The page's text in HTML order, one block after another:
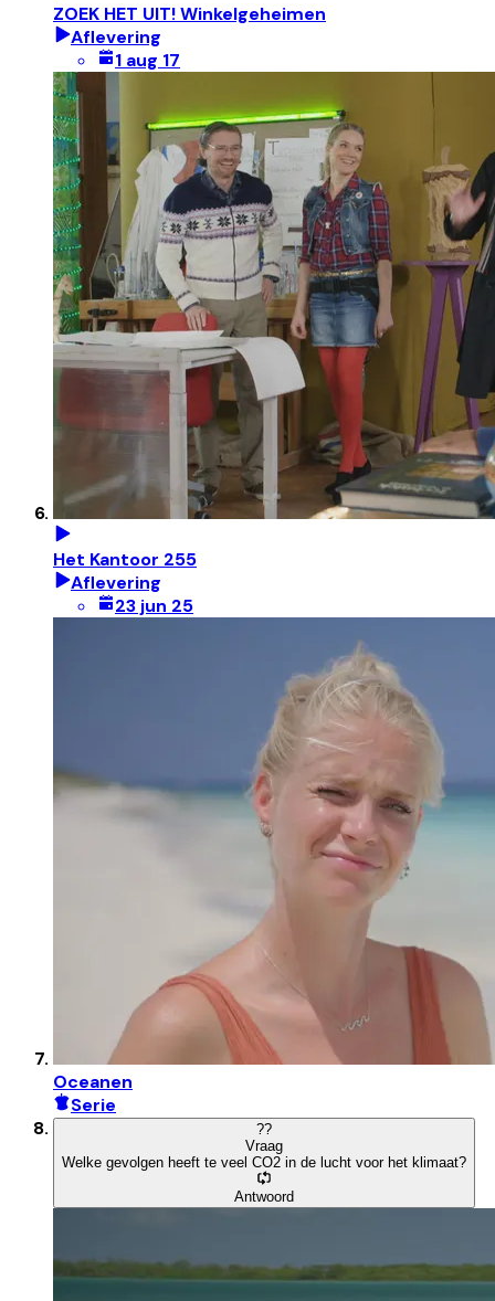
ZOEK HET UIT! Winkelgeheimen
Aflevering
1 aug 17
Het Kantoor 255
Aflevering
23 jun 25
Oceanen
Serie
??
Vraag
Welke gevolgen heeft te veel CO2 in de lucht voor het klimaat?
Antwoord